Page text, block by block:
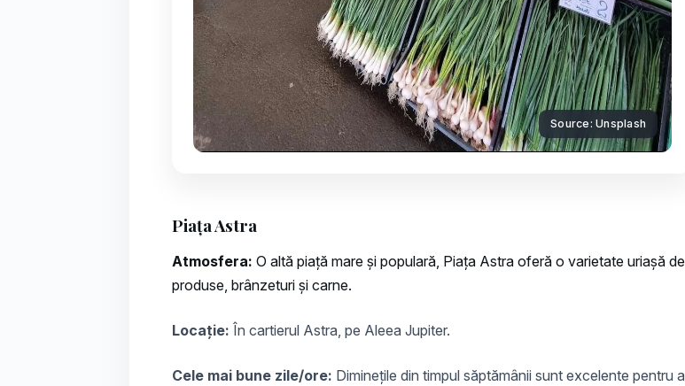
Source: Unsplash
Piața Astra
Atmosfera: O altă piață mare și populară, Piața Astra oferă o varietate uriașă de
produse, brânzeturi și carne.
Locație: În cartierul Astra, pe Aleea Jupiter.
Cele mai bune zile/ore: Diminețile din timpul săptămânii sunt excelente pentru a